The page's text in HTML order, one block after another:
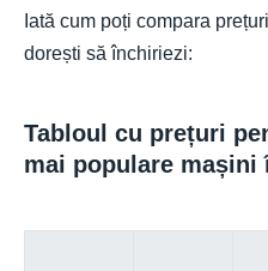
Iată cum poți compara
dorești să închiriezi:
Tabloul cu prețuri
mai populare mașini